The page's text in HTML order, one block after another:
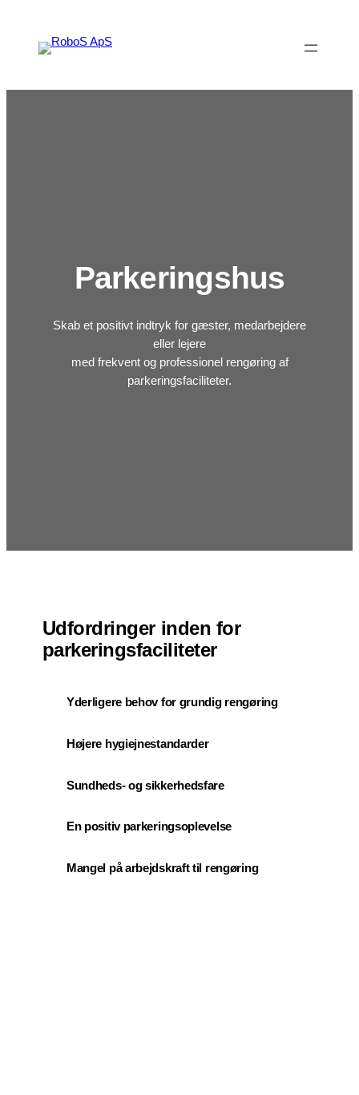
indhold
Parkeringshus
Skab et positivt indtryk for gæster, medarbejdere
eller lejere
med frekvent og professionel rengøring af
parkeringsfaciliteter.
Udfordringer inden for
parkeringsfaciliteter
Yderligere behov for grundig rengøring
Højere hygiejnestandarder
Sundheds- og sikkerhedsfare
En positiv parkeringsoplevelse
Mangel på arbejdskraft til rengøring